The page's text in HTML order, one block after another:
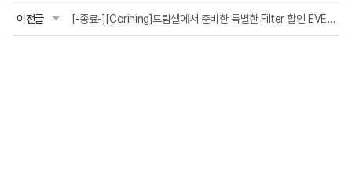
이전글 [-종료-][Corining]드림셀에서 준비한 특별한 Filter 할인 EVENT